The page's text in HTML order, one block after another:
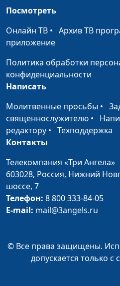
Христос — Судья
Христос — Истинный
Первосвященник
Христос —
Жизнедатель
Христос —
Искупитель
Христос — Агнец
Христос —
Законодатель
Посмотреть
Онлайн ТВ • Архив ТВ
приложение
Политика обработки
конфиденциальности
Написать
Молитвенные просьбы •
священнослужителю •
редактору • Техподдержка
Контакты
Телекомпания «Три Ангела»
603028, Россия, Нижний
шоссе, 7
Телефон: 8 800 333-84-05
E-mail: mail@3angels.ru
© Все права защищены.
допускается только с